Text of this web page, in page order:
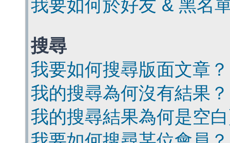
我要如何於好友 & 黑名
搜尋
我要如何搜尋版面文章？
我的搜尋為何沒有結果？
我的搜尋結果為何是空